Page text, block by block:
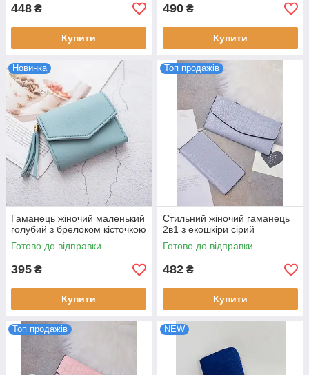
448 ₴
Купити
490 ₴
Купити
Новинка
Гаманець жіночий маленький
голубий з брелоком кісточкою
Готово до відправки
395 ₴
Купити
Топ продажів
Стильний жіночий гаманець
2в1 з екошкіри сірий
Готово до відправки
482 ₴
Купити
Топ продажів NEW